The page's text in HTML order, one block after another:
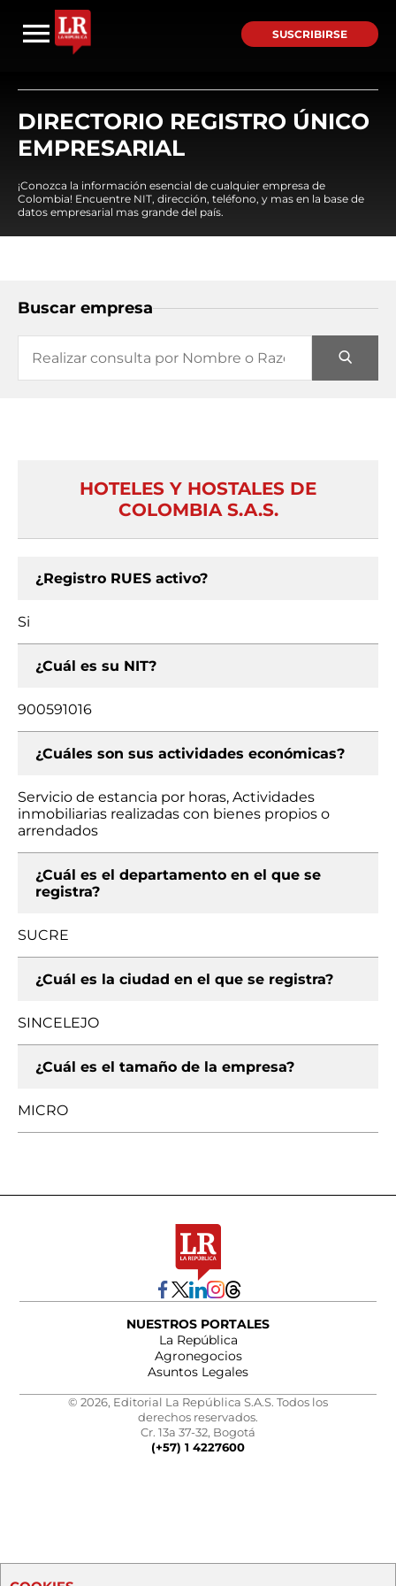
SUSCRIBIRSE
DIRECTORIO REGISTRO ÚNICO
EMPRESARIAL
¡Conozca la información esencial de cualquier empresa de
Colombia! Encuentre NIT, dirección, teléfono, y mas en la base de
datos empresarial mas grande del país.
Buscar empresa
HOTELES Y HOSTALES DE
COLOMBIA S.A.S.
¿Registro RUES activo?
Si
¿Cuál es su NIT?
900591016
¿Cuáles son sus actividades económicas?
Servicio de estancia por horas, Actividades
inmobiliarias realizadas con bienes propios o
arrendados
¿Cuál es el departamento en el que se
registra?
SUCRE
¿Cuál es la ciudad en el que se registra?
SINCELEJO
¿Cuál es el tamaño de la empresa?
MICRO
NUESTROS PORTALES
La República
Agronegocios
Asuntos Legales
© 2026, Editorial La República S.A.S. Todos los
derechos reservados.
Cr. 13a 37-32, Bogotá
(+57) 1 4227600